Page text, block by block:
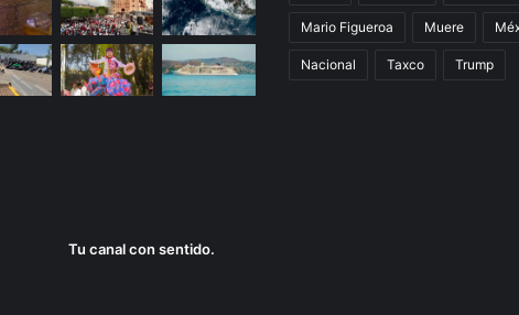
Mario Figueroa Muere
Nacional Taxco Trump
Tu canal con sentido.